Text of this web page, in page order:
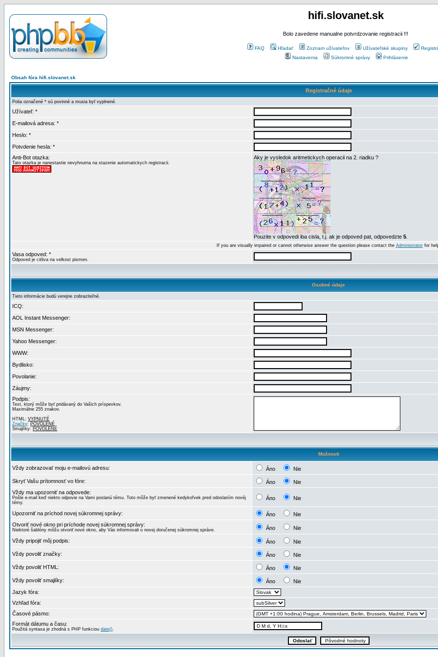
hifi.slovanet.sk
Bolo zavedene manualne potvrdzovanie registracii !!!
FAQ Hľadať Zoznam užívateľov Užívateľské skupiny
Nastavenia
Súkromné správy Prihlásenie
Obsah fóra hifi.slovanet.sk
Registračné údaje
Polia označené * sú povinné a musia byť vyplnené.
Užívateľ: *
E-mailová adresa: *
Heslo: *
Potvdenie hesla: *
Anti-Bot otazka:
Tato otazka je nanestastie nevyhnutna na stazenie automatickych registracii.
Aky je vysledok aritmetickych operacii na 2. riadku ?
Pouzite v odpovedi iba cisla, t.j. ak je odpoved pat, odpovedzte 5
If you are visually impaired or cannot otherwise answer the question please contact the Administratorfor
Vasa odpoved: *
Odpoved je citliva na velkost pismen.
Osobné údaje
Tieto informácie budú verejne zobraziteľné.
ICQ:
AOL Instant Messenger:
MSN Messenger:
Yahoo Messenger:
WWW:
Bydlisko:
Povolanie:
Záujmy:
Podpis:
Text, ktorý môže byť pridávaný do Vašich príspevkov.
Maximálne 255 znakov.
HTML: VYPNUTÉ
Značky: POVOLENÉ
Smajlíky: POVOLENÉ
Možnosti
Vždy zobrazovať moju e-mailovú adresu: Áno Nie
Skryť Vašu prítomnosť vo fóre: Áno
Nie
Vždy ma upozorniť na odpovede:
Pošle e-mail keď niekto odpovie na Vami poslanú tému. Toto môže byť zmenené kedykoľvek pred odoslaním novéj
témy.
Áno Nie
Upozorniť na príchod novej súkromnej správy: Áno
Nie
Otvoriť nové okno pri príchode novej súkromnej správy:
Niektoré šablóny môžu otvoriť nové okno, aby Vás informovali o novej doručenej súkromnej správe. Áno Nie
Vždy pripojiť môj podpis: Áno Nie
Vždy povoliť značky: Áno Nie
Vždy povoliť HTML: Áno Nie
Vždy povoliť smajlíky: Áno
Nie
Jazyk fóra:
Vzhľad fóra:
Časové pásmo:
Formát dátumu a času:
Použitá syntaxa je zhodná s PHP funkciou date().